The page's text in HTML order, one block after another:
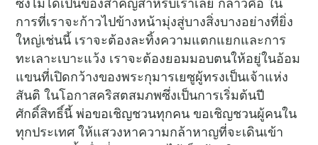
การที่เราจะก้าวไปข้างหน้ามุ่งสู่บางสิ่งบางอย่างที่ยิ่ง
ใหญ่เช่นนี้ เราจะต้องละทิ้งความแตกแยกและการ
ทะเลาะเบาะแว้ง เราจะต้องยอมมอบตนให้อยู่ในอ้อม
แขนที่เปิดกว้างของพระกุมารเยซูผู้ทรงเป็นเจ้าแห่ง
สันติ ในโอกาสคริสตสมภพซึ่งเป็นการเริ่มต้นปี
ศักดิ์สิทธิ์นี้ พ่อขอเชิญชวนทุกคน ขอเชิญชวนผู้คนใน
ทุกประเทศ ให้แสวงหาความกล้าหาญที่จะเดินเข้า